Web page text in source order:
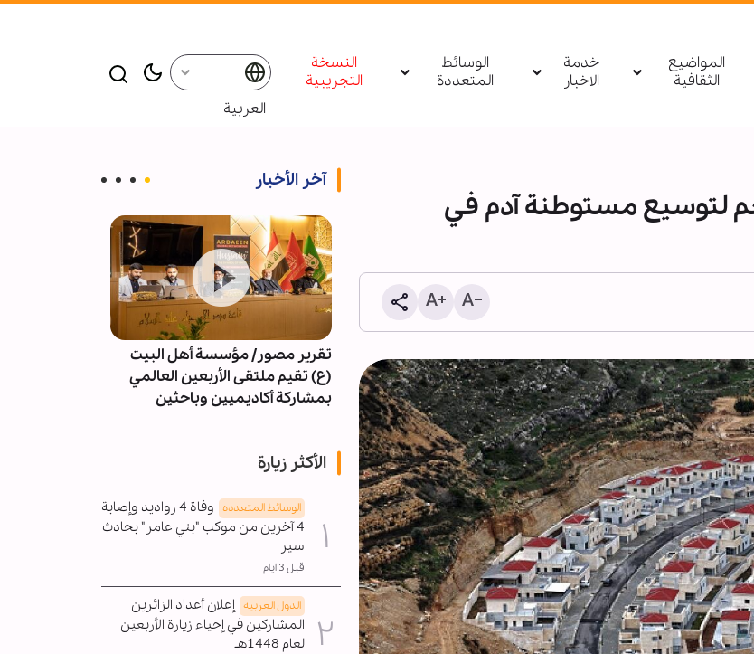
المواضيع
الثقافية
خدمة
الاخبار
الوسائط
المتعددة
النسخة
التجريبية
العربية
لتوسيع مستوطنة آدم في
آخر الأخبار
1255 شهيدا منذ وقف النار في غزة
تقرير مصور/ مؤسسة أهل البيت
(ع) تقيم ملتقى الأربعين العالمي
بمشاركة أكاديميين وباحثين
الأكثر زيارة
الوسائط المتعدده
وفاة 4 رواديد وإصابة
4 آخرين من موكب "بني عامر" بحادث
سير
قبل 3 ايام
الدول العربیه إعلان أعداد الزائرين
المشاركين في إحياء زيارة الأربعين
لعام 1448هـ